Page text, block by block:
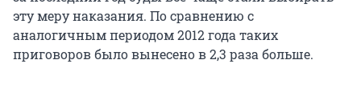
эту меру наказания. По сравнению с
аналогичным периодом 2012 года таких
приговоров было вынесено в 2,3 раза больше.